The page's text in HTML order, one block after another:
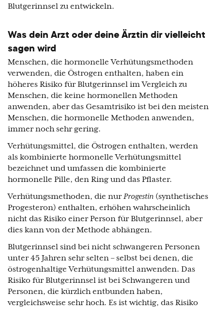
Blutgerinnsel zu entwickeln.
Was dein Arzt oder deine Ärztin dir vielleicht
sagen wird
Menschen, die hormonelle Verhütungsmethoden
verwenden, die Östrogen enthalten, haben ein
höheres Risiko für Blutgerinnsel im Vergleich zu
Menschen, die keine hormonellen Methoden
anwenden, aber das Gesamtrisiko ist bei den meisten
Menschen, die hormonelle Methoden anwenden,
immer noch sehr gering.
Verhütungsmittel, die Östrogen enthalten, werden
als kombinierte hormonelle Verhütungsmittel
bezeichnet und umfassen die kombinierte
hormonelle Pille, den Ring und das Pflaster.
Verhütungsmethoden, die nurProgestin (synthetisches
Progesteron) enthalten, erhöhen wahrscheinlich
nicht das Risiko einer Person für Blutgerinnsel, aber
dies kann von der Methode abhängen.
Blutgerinnsel sind bei nicht schwangeren Personen
unter 45 Jahren sehr selten – selbst bei denen, die
östrogenhaltige Verhütungsmittel anwenden. Das
Risiko für Blutgerinnsel ist bei Schwangeren und
Personen, die kürzlich entbunden haben,
vergleichsweise sehr hoch. Es ist wichtig, das Risiko